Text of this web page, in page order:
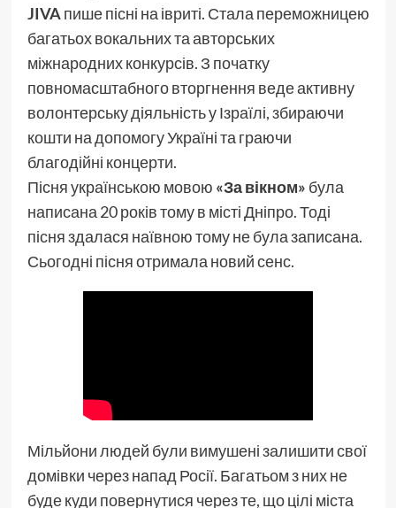
JIVAпише пісні на івриті. Стала переможницею
багатьох вокальних та авторських
міжнародних конкурсів. З початку
повномасштабного вторгнення веде активну
волонтерську діяльність у Ізраїлі, збираючи
кошти на допомогу Україні та граючи
благодійні концерти.
Пісня українською мовою «За вікном» була
написана 20 років тому в місті Дніпро. Тоді
пісня здалася наївною тому не була записана.
Сьогодні пісня отримала новий сенс.
Мільйони людей були вимушені залишити свої
домівки через напад Росії. Багатьом з них не
буде куди повернутися через те, що цілі міста